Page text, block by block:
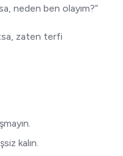
neden ben olayım?”
zaten terfi
kalın.